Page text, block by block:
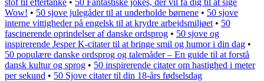
stof til eftertanke • 50 Fantastiske jokes, der vil få dig til at sige
Wow! • 50 sjove julegåder til at underholde børnene • 50 sjove
interne vittigheder på engelsk til at krydre arbejdsmiljøet • 50
fascinerende oprindelser af danske ordsprog • 50 sjove og
inspirerende Jesper K-citater til at bringe smil og humor i din dag •
50 populære danske ordsprog og talemåder – En guide til at forstå
dansk kultur og sprog • 50 inspirerende citater om hastighed i meter
per sekund • 50 Sjove citater til din 18-års fødselsdag